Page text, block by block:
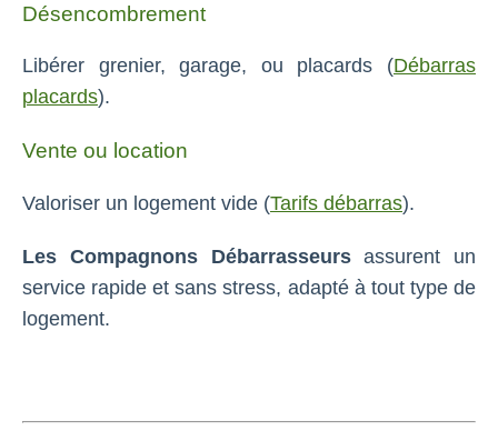
Désencombrement
Libérer grenier, garage, ou placards (Débarras
placards).
Vente ou location
Valoriser un logement vide (Tarifs débarras).
Les Compagnons Débarrasseursassurent un
service rapide et sans stress, adapté à tout type de
logement.